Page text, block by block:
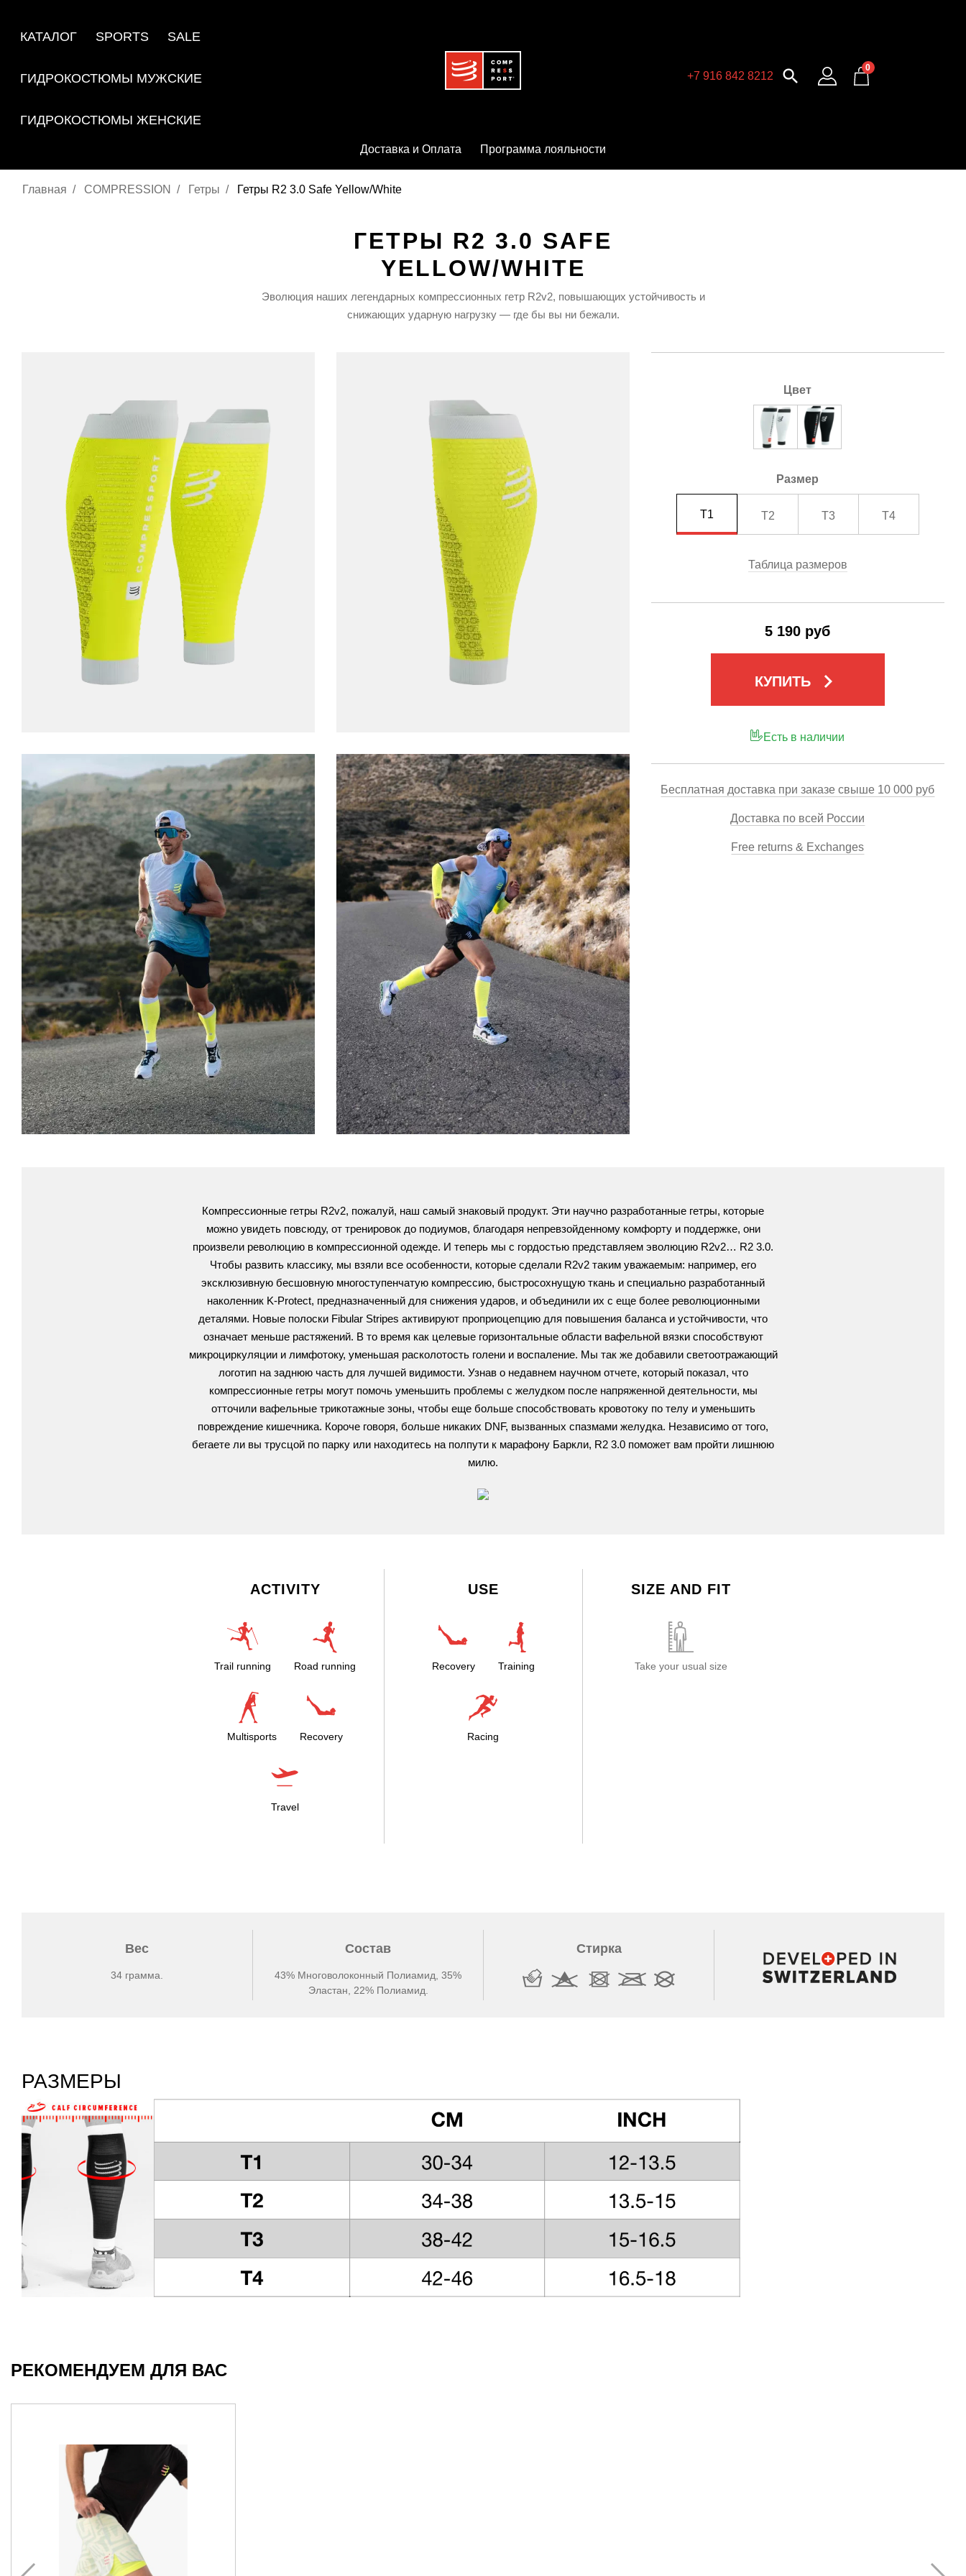
КАТАЛОГ SPORTS SALE
ГИДРОКОСТЮМЫ МУЖСКИЕ
ГИДРОКОСТЮМЫ ЖЕНСКИЕ
+7 916 842 8212  0
Доставка и Оплата Программа лояльности
Главная COMPRESSION Гетры Гетры R2 3.0 Safe Yellow/White
ГЕТРЫ R2 3.0 SAFE
YELLOW/WHITE
Эволюция наших легендарных компрессионных гетр R2v2, повышающих устойчивость и
снижающих ударную нагрузку — где бы вы ни бежали.
Цвет
Размер
T1 T2 T3 T4
Таблица размеров
5 190 руб
КУПИТЬ keyboard_arrow_right
Есть в наличии
Бесплатная доставка при заказе свыше 10 000 руб
Доставка по всей России
Free returns & Exchanges
Компрессионные гетры R2v2, пожалуй, наш самый знаковый продукт. Эти научно разработанные гетры, которые
можно увидеть повсюду, от тренировок до подиумов, благодаря непревзойденному комфорту и поддержке, они
произвели революцию в компрессионной одежде. И теперь мы с гордостью представляем эволюцию R2v2… R2 3.0.
Чтобы развить классику, мы взяли все особенности, которые сделали R2v2 таким уважаемым: например, его
эксклюзивную бесшовную многоступенчатую компрессию, быстросохнущую ткань и специально разработанный
наколенник K-Protect, предназначенный для снижения ударов, и объединили их с еще более революционными
деталями. Новые полоски Fibular Stripes активируют проприоцепцию для повышения баланса и устойчивости, что
означает меньше растяжений. В то время как целевые горизонтальные области вафельной вязки способствуют
микроциркуляции и лимфотоку, уменьшая расколотость голени и воспаление. Мы так же добавили светоотражающий
логотип на заднюю часть для лучшей видимости. Узнав о недавнем научном отчете, который показал, что
компрессионные гетры могут помочь уменьшить проблемы с желудком после напряженной деятельности, мы
отточили вафельные трикотажные зоны, чтобы еще больше способствовать кровотоку по телу и уменьшить
повреждение кишечника. Короче говоря, больше никаких DNF, вызванных спазмами желудка. Независимо от того,
бегаете ли вы трусцой по парку или находитесь на полпути к марафону Баркли, R2 3.0 поможет вам пройти лишнюю
милю.
ACTIVITY
Trail running Road running
Multisports Recovery
Travel
USE
Recovery Training
Racing
SIZE AND FIT
Take your usual size
Вес
34 грамма.
Состав
43% Многоволоконный Полиамид, 35%
Эластан, 22% Полиамид.
Стирка
РАЗМЕРЫ
РЕКОМЕНДУЕМ ДЛЯ ВАС